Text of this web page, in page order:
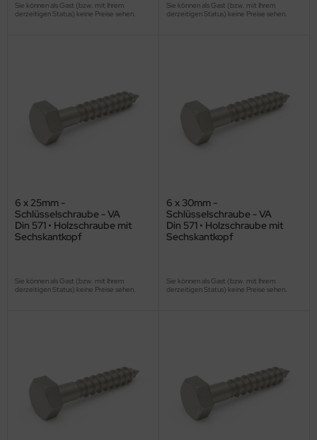
Sie können als Gast (bzw. mit Ihrem
derzeitigen Status) keine Preise sehen.
Sie können als Gast (bzw. mit Ihrem
derzeitigen Status) keine Preise sehen.
6 x 25mm -
Schlüsselschraube - VA
Din 571 • Holzschraube mit
Sechskantkopf
Sie können als Gast (bzw. mit Ihrem
derzeitigen Status) keine Preise sehen.
6 x 30mm -
Schlüsselschraube - VA
Din 571 • Holzschraube mit
Sechskantkopf
Sie können als Gast (bzw. mit Ihrem
derzeitigen Status) keine Preise sehen.